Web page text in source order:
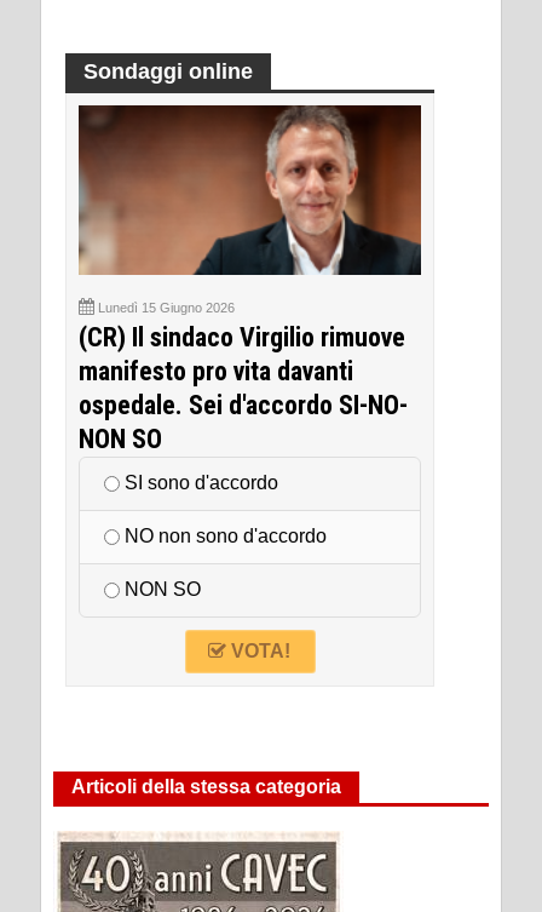
Sondaggi online
Lunedì 15 Giugno 2026
(CR) Il sindaco Virgilio rimuove
manifesto pro vita davanti
ospedale. Sei d'accordo SI-NO-
NON SO
SI sono d'accordo
NO non sono d'accordo
NON SO
VOTA!
Articoli della stessa categoria